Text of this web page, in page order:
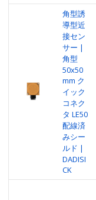
角型誘
導型近
接セン
サー |
角型
50x50
mm ク
イック
コネク
タ LE50
配線済
みシー
ルド |
DADISI
CK